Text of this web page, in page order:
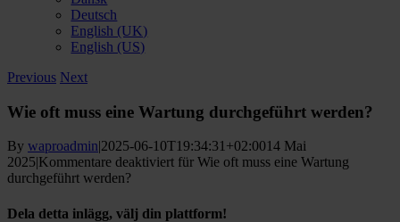
Deutsch
English (UK)
English (US)
Previous Next
Wie oft muss eine Wartung durchgeführt werden?
By waproadmin|2025-06-10T19:34:31+02:0014 Mai
2025|Kommentare deaktiviert für Wie oft muss eine Wartung
durchgeführt werden?
Dela detta inlägg, välj din plattform!